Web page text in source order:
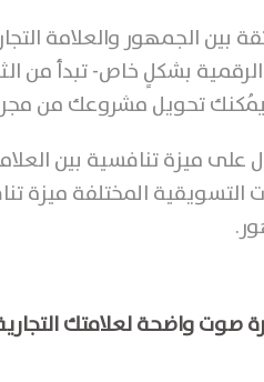
بين الجمهور والعلامة
الرقمية بشكلٍ خاص- تبدأ من
تحويل مشروعك من
على ميزة تنافسية بين
التسويقية المختلفة
صوت واضحة لعلامتك